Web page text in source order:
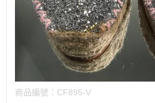
商品編號： CF895-V